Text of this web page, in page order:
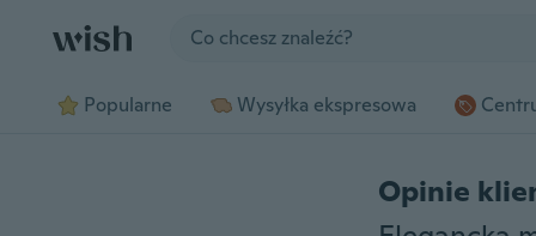
Popularne Wysyłka ekspresowa
Opinie